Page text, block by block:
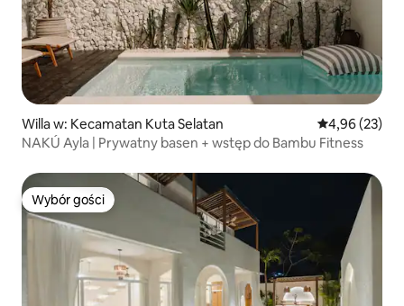
Willa w: Kecamatan Kuta Selatan Średnia
4,96 (23)
NAKÚ Ayla | Prywatny basen + wstęp do Bambu Fitness
Wybór gości
Wybór gości